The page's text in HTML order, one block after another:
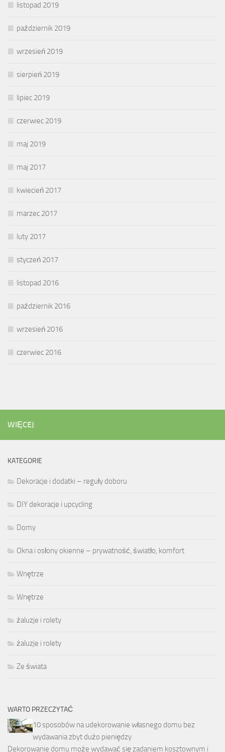
listopad 2019
październik 2019
wrzesień 2019
sierpień 2019
lipiec 2019
czerwiec 2019
maj 2019
maj 2017
kwiecień 2017
marzec 2017
luty 2017
styczeń 2017
listopad 2016
październik 2016
wrzesień 2016
czerwiec 2016
WIĘCEJ
KATEGORIE
Dekoracje i dodatki – reguły doboru
DIY dekoracje i upcycling
Domy
Okna i osłony okienne – prywatność, światło, komfort
Wnętrze
Wnętrze
żaluzje i rolety
żaluzje i rolety
Ze świata
WARTO PRZECZYTAĆ
10 sposobów na udekorowanie własnego domu bez
wydawania zbyt dużo pieniędzy
Dekorowanie domu może wydawać się zadaniem kosztownym i